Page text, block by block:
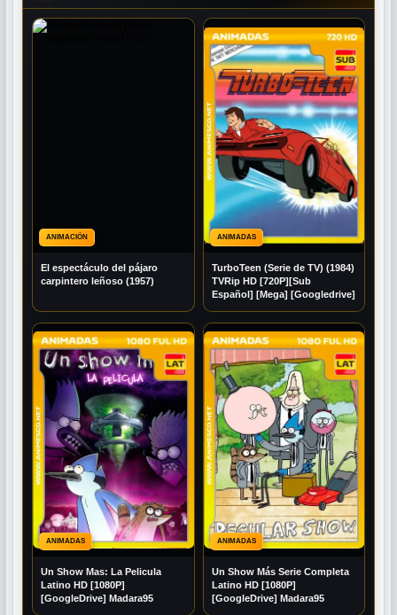
ANIMACIÓN
El espectáculo del pájaro
carpintero leñoso (1957)
ANIMADAS
TurboTeen (Serie de TV) (1984)
TVRip HD [720P][Sub
Español] [Mega] [Googledrive]
ANIMADAS
Un Show Mas: La Pelicula
Latino HD [1080P]
[GoogleDrive] Madara95
ANIMADAS
Un Show Más Serie Completa
Latino HD [1080P]
[GoogleDrive] Madara95